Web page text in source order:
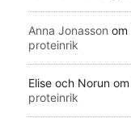
Anna Jonasson om
proteinrik
Elise och Norun om
proteinrik